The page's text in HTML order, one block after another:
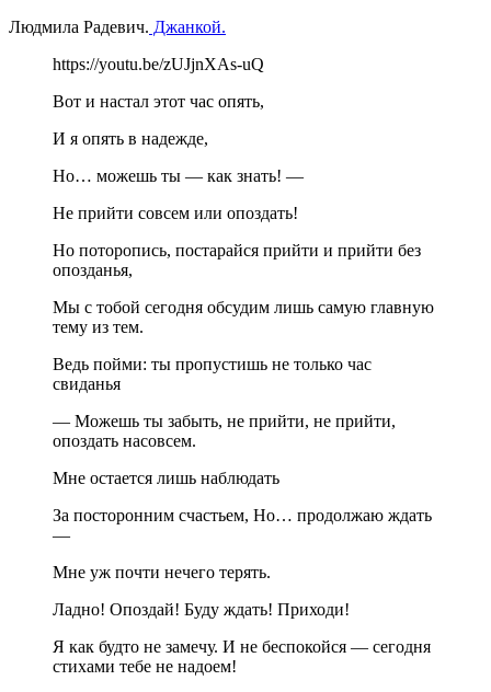
Людмила Радевич. Джанкой.
https://youtu.be/zUJjnXAs-uQ
Вот и настал этот час опять,
И я опять в надежде,
Но… можешь ты — как знать! —
Не прийти совсем или опоздать!
Но поторопись, постарайся прийти и прийти без
опозданья,
Мы с тобой сегодня обсудим лишь самую главную
тему из тем.
Ведь пойми: ты пропустишь не только час
свиданья
— Можешь ты забыть, не прийти, не прийти,
опоздать насовсем.
Мне остается лишь наблюдать
За посторонним счастьем, Но… продолжаю ждать
—
Мне уж почти нечего терять.
Ладно! Опоздай! Буду ждать! Приходи!
Я как будто не замечу. И не беспокойся — сегодня
стихами тебе не надоем!